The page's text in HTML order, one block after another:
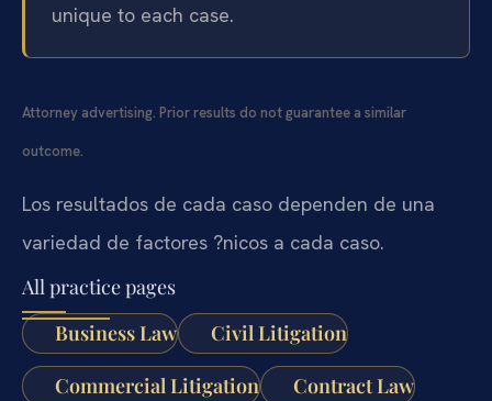
unique to each case.
Attorney advertising. Prior results do not guarantee a similar
outcome.
Los resultados de cada caso dependen de una
variedad de factores ?nicos a cada caso.
All practice pages
Business Law
Civil Litigation
Commercial Litigation Contract Law